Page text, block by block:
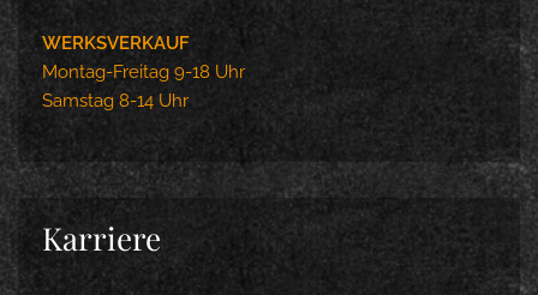
WERKSVERKAUF
Montag-Freitag 9-18 Uhr
Samstag 8-14 Uhr
Karriere